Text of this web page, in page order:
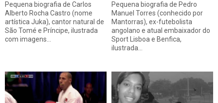
Pequena biografia de Carlos
Alberto Rocha Castro (nome
artística Juka), cantor natural de
São Tomé e Príncipe, ilustrada
com imagens…
Pequena biografia de Pedro
Manuel Torres (conhecido por
Mantorras), ex-futebolista
angolano e atual embaixador do
Sport Lisboa e Benfica,
ilustrada…